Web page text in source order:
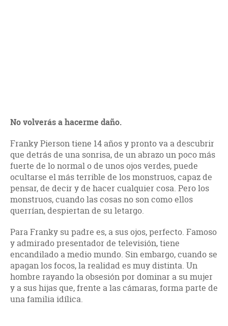
No volverás a hacerme daño.
Franky Pierson tiene 14 años y pronto va a descubrir
que detrás de una sonrisa, de un abrazo un poco más
fuerte de lo normal o de unos ojos verdes, puede
ocultarse el más terrible de los monstruos, capaz de
pensar, de decir y de hacer cualquier cosa. Pero los
monstruos, cuando las cosas no son como ellos
querrían, despiertan de su letargo.
Para Franky su padre es, a sus ojos, perfecto. Famoso
y admirado presentador de televisión, tiene
encandilado a medio mundo. Sin embargo, cuando se
apagan los focos, la realidad es muy distinta. Un
hombre rayando la obsesión por dominar a su mujer
y a sus hijas que, frente a las cámaras, forma parte de
una familia idílica.